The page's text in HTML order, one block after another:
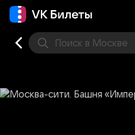
Поиск в Москве